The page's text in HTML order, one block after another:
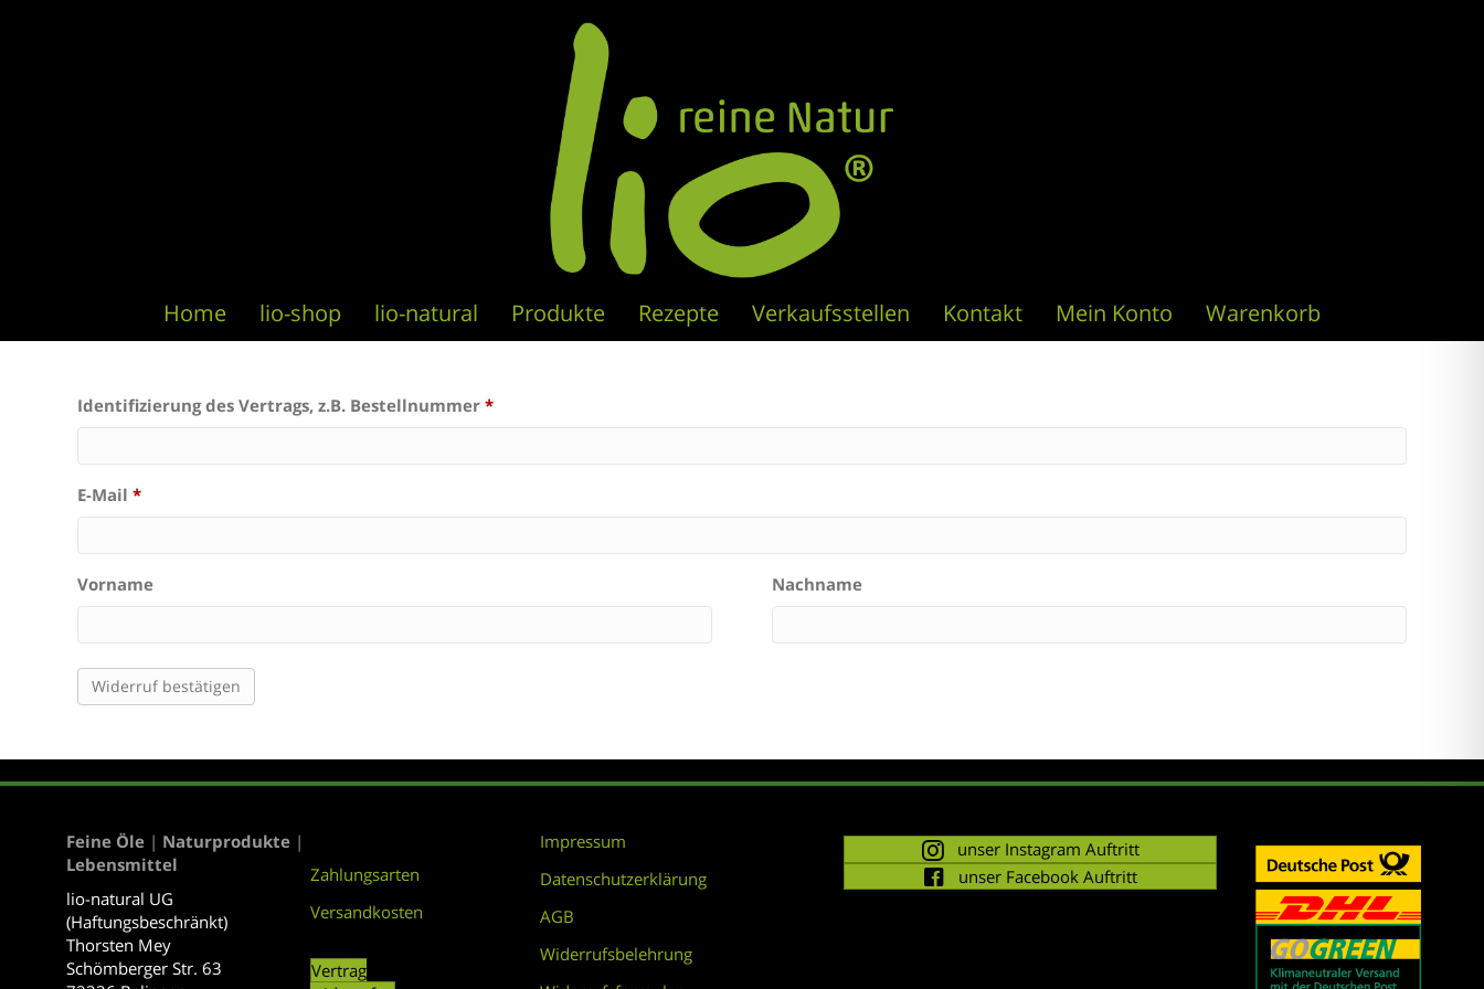
Home lio-shop lio-natural Produkte Rezepte Verkaufsstellen Kontakt Mein Konto Warenkorb
Identifizierung des Vertrags, z.B. Bestellnummer*
E-Mail*
E
-
M
(
i
d
e
r
Vorname Nachname
Widerruf bestätigen
Feine Öle | Naturprodukte |
Lebensmittel
lio-natural UG
(Haftungsbeschränkt)
Thorsten Mey
Schömberger Str. 63
Zahlungsarten
Versandkosten
Vertrag
Impressum
Datenschutzerklärung
AGB
Widerrufsbelehrung
unser Instagram Auftritt
unser Facebook Auftritt